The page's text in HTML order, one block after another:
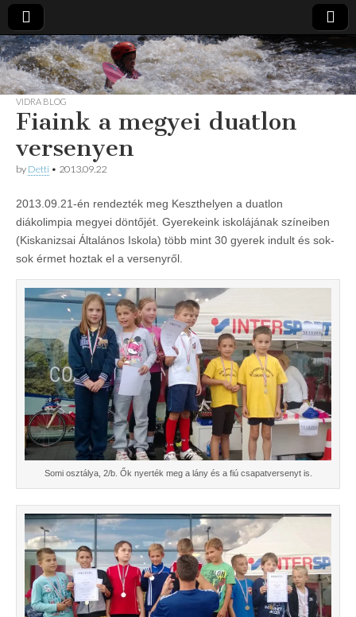
Vidra
Vízitúra
… vízitúra
szervezés,
vadvíz,
kajakoktatás,
kajak-kenu
bolt,
vidraságok…
VIDRA BLOG
Fiaink a megyei duatlon
versenyen
by Detti • 2013.09.22
2013.09.21-én rendezték meg Keszthelyen a duatlon
diákolimpia megyei döntőjét. Gyerekeink iskolájának színeiben
(Kiskanizsai Általános Iskola) több mint 30 gyerek indult és sok-
sok érmet hoztak el a versenyről.
Somi osztálya, 2/b. Ők nyerték meg a lány és a fiú csapatversenyt is.